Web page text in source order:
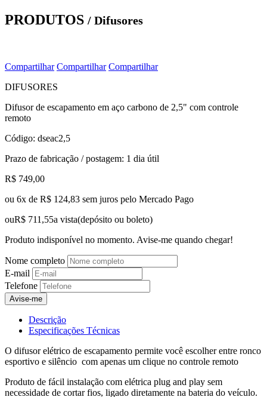
PRODUTOS / Difusores
Compartilhar Compartilhar Compartilhar
DIFUSORES
Difusor de escapamento em aço carbono de 2,5" com controle
remoto
Código: dseac2,5
Prazo de fabricação / postagem: 1 dia útil
R$ 749,00
ou 6x de R$ 124,83 sem juros pelo Mercado Pago
ouR$ 711,55a vista(depósito ou boleto)
Produto indisponível no momento. Avise-me quando chegar!
Nome completo
E-mail
Telefone
Avise-me
Descrição
Especificações Técnicas
O difusor elétrico de escapamento permite você escolher entre ronco
esportivo e silêncio com apenas um clique no controle remoto
Produto de fácil instalação com elétrica plug and play sem
necessidade de cortar fios, ligado diretamente na bateria do veículo.